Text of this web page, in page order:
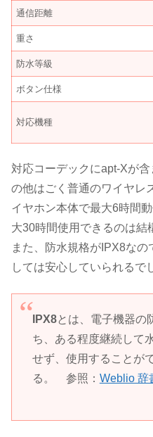
通信距離
重さ
防水等級
ボタン仕様
対応機種
対応コーデックにapt-Xが
の他はごく普通のワイヤレ
イヤホン本体で最大6時間
大30時間使用できるのは結
また、防水規格がIPX8な
しては安心していられるで
IPX8とは、電子機器の
ち、ある程度継続して
せず、使用することが
る。 参照： Weblio 辞